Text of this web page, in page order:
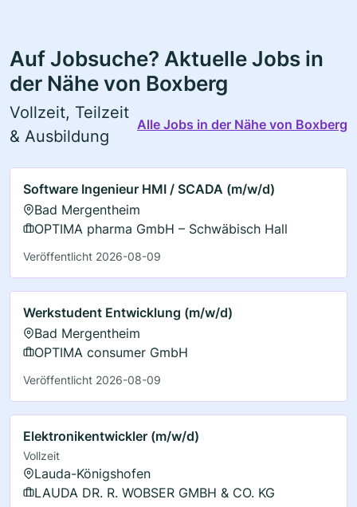
Auf Jobsuche? Aktuelle Jobs in
der Nähe von Boxberg
Vollzeit, Teilzeit
& Ausbildung
Alle Jobs in der Nähe von Boxberg
Software Ingenieur HMI / SCADA (m/w/d)
Bad Mergentheim
OPTIMA pharma GmbH – Schwäbisch Hall
Veröffentlicht 2026-08-09
Werkstudent Entwicklung (m/w/d)
Bad Mergentheim
OPTIMA consumer GmbH
Veröffentlicht 2026-08-09
Elektronikentwickler (m/w/d)
Vollzeit
Lauda-Königshofen
LAUDA DR. R. WOBSER GMBH & CO. KG